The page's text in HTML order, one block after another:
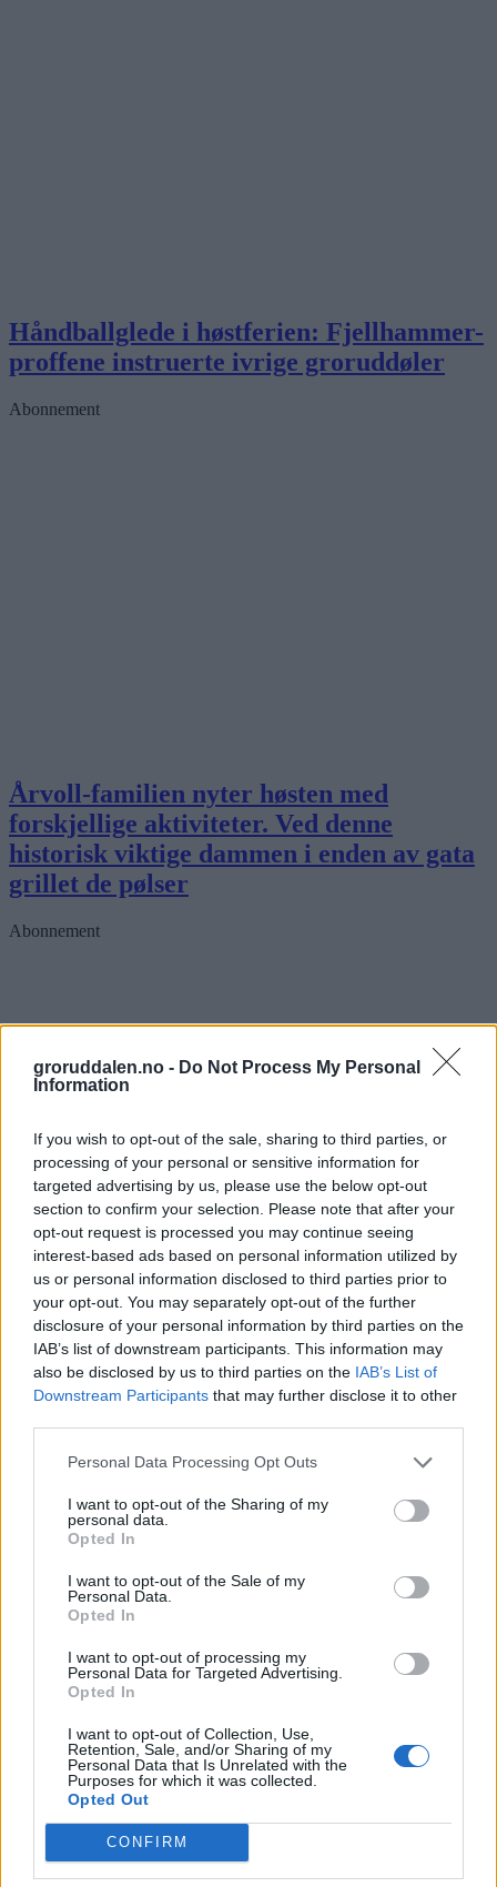
groruddalen.no - Do Not Process My Personal
Information
If you wish to opt-out of the sale, sharing to third parties, or
processing of your personal or sensitive information for
targeted advertising by us, please use the below opt-out
section to confirm your selection. Please note that after your
opt-out request is processed you may continue seeing
interest-based ads based on personal information utilized by
us or personal information disclosed to third parties prior to
your opt-out. You may separately opt-out of the further
disclosure of your personal information by third parties on the
IAB’s list of downstream participants. This information may
also be disclosed by us to third parties on the IAB’s List of
Downstream Participants that may further disclose it to other
Personal Data Processing Opt Outs
I want to opt-out of the Sharing of my
personal data.
Opted In
I want to opt-out of the Sale of my
Personal Data.
Opted In
I want to opt-out of processing my
Personal Data for Targeted Advertising.
Opted In
I want to opt-out of Collection, Use,
Retention, Sale, and/or Sharing of my
Personal Data that Is Unrelated with the
Purposes for which it was collected.
Opted Out
CONFIRM
Håndballglede i høstferien: Fjellhammer-
proffene instruerte ivrige groruddøler
Abonnement
Årvoll-familien nyter høsten med
forskjellige aktiviteter. Ved denne
historisk viktige dammen i enden av gata
grillet de pølser
Abonnement
Høstferie på Ellingsrud: Lærer håndball
av en av Norges beste trenere
Abonnement
Pressemelding fra Oslo kommune:
– Ta med koronavettet i høstferien